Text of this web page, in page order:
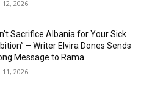
12, 2026
Sacrifice Albania for Your Sick
– Writer Elvira Dones Sends
Message to Rama
11, 2026